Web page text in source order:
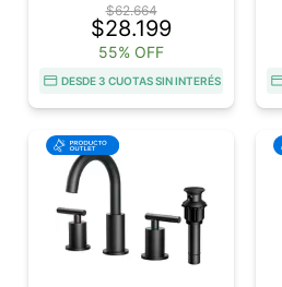
$62.664
$28.199
55% OFF
DESDE 3 CUOTAS SIN INTERÉS